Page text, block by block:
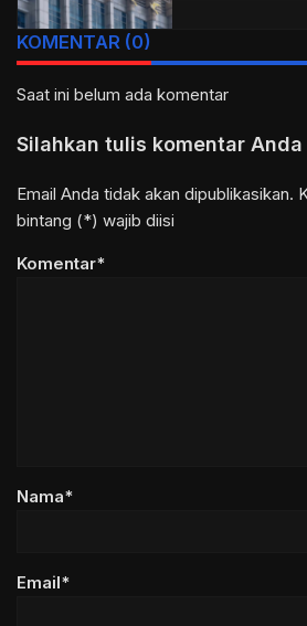
KOMENTAR (0)
Saat ini belum ada komentar
Silahkan tulis komentar Anda
Email Anda tidak akan dipublikasikan.
bintang (*) wajib diisi
Komentar*
Nama*
Email*